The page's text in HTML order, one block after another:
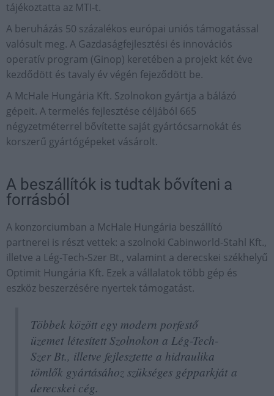
tájékoztatta az MTI-t.
A beruházás 50 százalékos európai uniós támogatással
valósult meg. A Gazdaságfejlesztési és innovációs
operatív program (Ginop) keretében a projekt két éve
kezdődött és tavaly év végén fejeződött be.
A McHale Hungária Kft. Szolnokon gyártja a bálázó
gépeit. A termelés fejlesztése céljából 665
négyzetméterrel bővítette saját gyártócsarnokát és
korszerű gyártógépeket vásárolt.
A beszállítók is tudtak bővíteni a
forrásból
A konzorciumban a McHale Hungária beszállító
partnerei is részt vettek: a szolnoki Cabinworld-Stahl Kft.,
illetve a Lég-Tech-Szer Bt., valamint a derecskei székhelyű
Optimit Hungária Kft. Ezek a vállalatok több gép és
eszköz beszerzésére nyertek támogatást.
Többek között egy modern porfestő
üzemet létesített Szolnokon a Lég-Tech-
Szer Bt., illetve fejlesztette a hidraulika
tömlők gyártásához szükséges gépparkját a
derecskei cég.